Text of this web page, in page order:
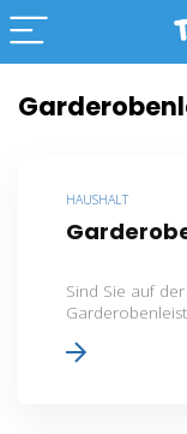
HAUSHALT
Sind Sie auf